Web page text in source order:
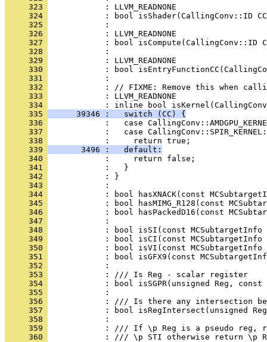
     323
     324
     325
     326
     327
     328
     329
     330
     331
     332
     333
     334
     335
      39346 :   switch (CC) {
     336
     337
     338
     339
       3496 :   default:
     340
     341
     342
     343
     344
     345
     346
     347
     348
     349
     350
     351
     352
     353
     354
     355
     356
     357
     358
     359
     360